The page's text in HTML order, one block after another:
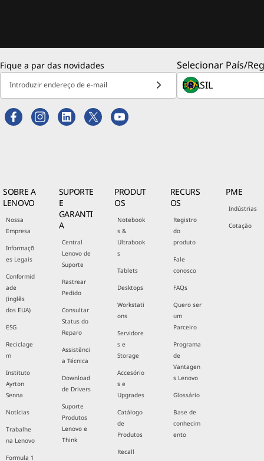
Fique a par das novidades
Introduzir endereço de e-mail
Selecionar País/
SOBRE A
LENOVO
Nossa
Empresa
Informaçõ
es Legais
Conformid
ade
(inglês
dos EUA)
ESG
Reciclage
m
Instituto
Ayrton
Senna
Notícias
Trabalhe
na Lenovo
Formula 1
SUPORTE
E
GARANTI
A
Central
Lenovo de
Suporte
Rastrear
Pedido
Consultar
Status do
Reparo
Assistênci
a Técnica
Download
de Drivers
Suporte
Produtos
Lenovo e
Think
PRODUT
OS
Notebook
s &
Ultrabook
s
Tablets
Desktops
Workstati
ons
Servidore
s e
Storage
Accesório
s e
Upgrades
Catálogo
de
Produtos
Recall
RECURS
OS
Registro
do
produto
Fale
conosco
FAQs
Quero ser
um
Parceiro
Programa
de
Vantagen
s Lenovo
Glossário
Base de
conhecim
ento
PME
Indústrias
Cotação